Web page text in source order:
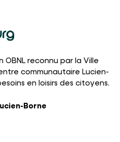
OBNL reconnu par la Ville
communautaire Lucien-
en loisirs des citoyens.
Borne